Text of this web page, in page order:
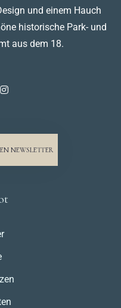
und einem Hauch
historische Park- und
aus dem 18.
NEWSLETTER